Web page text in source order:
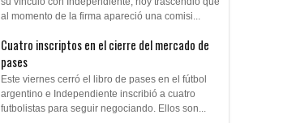
al momento de la firma apareció una comisi...
Cuatro inscriptos en el cierre del mercado de
pases
Este viernes cerró el libro de pases en el fútbol
argentino e Independiente inscribió a cuatro
futbolistas para seguir negociando. Ellos son...